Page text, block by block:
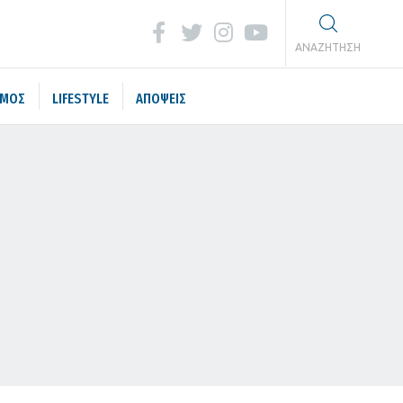
ΑΝΑΖΗΤΗΣΗ
LIFESTYLE ΑΠΟΨΕΙΣ